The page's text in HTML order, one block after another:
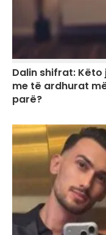
Dalin shifrat:
me të ardhurat
parë?